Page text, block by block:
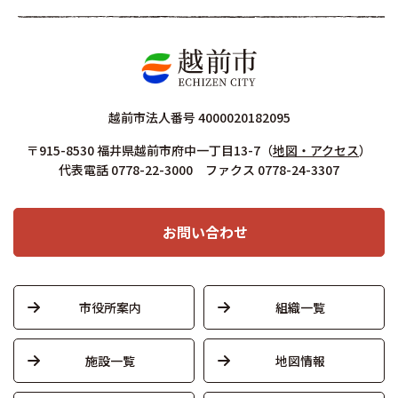
越前市法人番号 4000020182095
〒915-8530 福井県越前市府中一丁目13-7 （地図・アクセス）
代表電話 0778-22-3000 ファクス 0778-24-3307
お問い合わせ
市役所案内 組織一覧
施設一覧 地図情報